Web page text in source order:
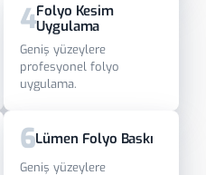
4Folyo Kesim
Uygulama
Geniş yüzeylere
profesyonel folyo
uygulama.
6Lümen Folyo Baskı
Geniş yüzeylere